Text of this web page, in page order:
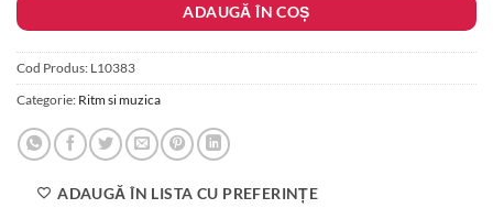
ADAUGĂ ÎN COȘ
Cod Produs: L10383
Categorie: Ritm si muzica
ADAUGĂ ÎN LISTA CU PREFERINȚE